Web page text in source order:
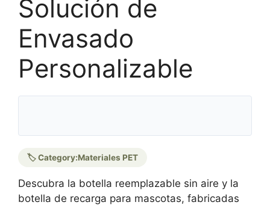
Solución de
Envasado
Personalizable
🏷️ Category:Materiales PET
Descubra la botella reemplazable sin aire y la
botella de recarga para mascotas, fabricadas